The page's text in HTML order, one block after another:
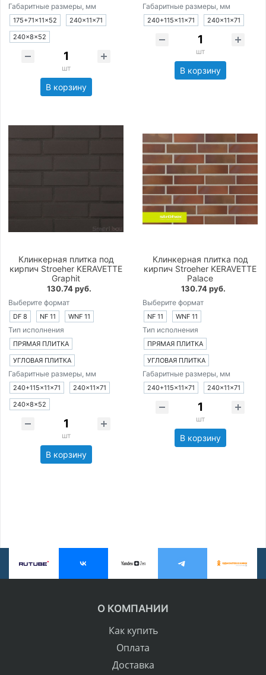
Габаритные размеры, мм
175+71×11×52
240×11×71
240×8×52
шт
В корзину
Габаритные размеры, мм
240+115×11×71 240×11×71
шт
В корзину
Клинкерная плитка под
кирпич Stroeher KERAVETTE
Graphit
130.74 руб.
Выберите формат
DF 8 NF 11 WNF 11
Тип исполнения
ПРЯМАЯ ПЛИТКА
УГЛОВАЯ ПЛИТКА
Габаритные размеры, мм
240+115×11×71
240×11×71
240×8×52
шт
В корзину
Клинкерная плитка под
кирпич Stroeher KERAVETTE
Palace
130.74 руб.
Выберите формат
NF 11 WNF 11
Тип исполнения
ПРЯМАЯ ПЛИТКА
УГЛОВАЯ ПЛИТКА
Габаритные размеры, мм
240+115×11×71 240×11×71
шт
В корзину
О КОМПАНИИ
Как купить
Оплата
Доставка